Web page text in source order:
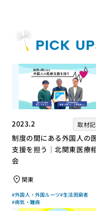
PICK UP
2023.2 取材
制度の間にある外国人の
支援を担う｜北関東医療
会
関東
#外国人・外国ルーツ#生活困窮者
#病気・難病